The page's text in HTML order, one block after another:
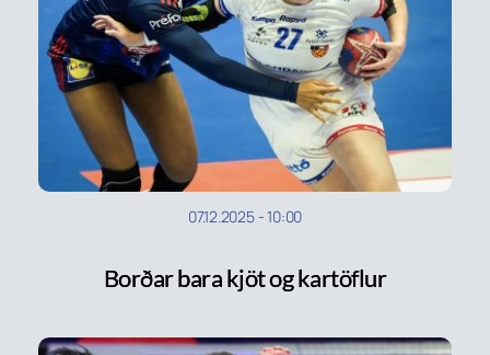
07.12.2025-10:00
Borðar bara kjöt og kartöflur